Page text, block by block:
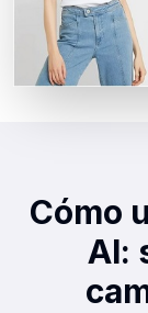
Cómo
AI: